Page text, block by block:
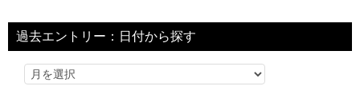
過去エントリー：日付から探す